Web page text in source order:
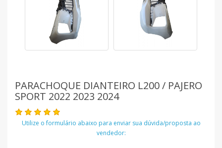
PARACHOQUE DIANTEIRO L200 / PAJERO
SPORT 2022 2023 2024
Utilize o formulário abaixo para enviar sua dúvida/proposta ao
vendedor: